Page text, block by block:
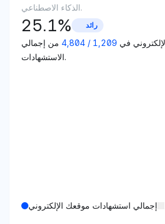
الذكاء الاصطناعي.
25.1% رائد
في 1,209
/
4,804 من إجمالي
الاستشهادات.
إجمالي استشهادات موقعك الإلكتروني